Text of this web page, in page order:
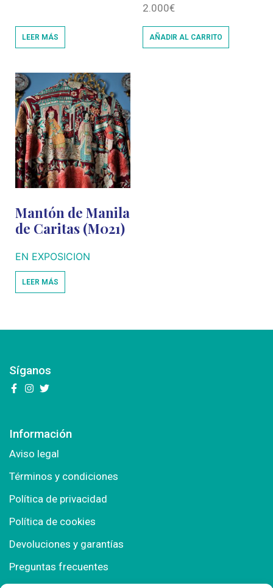
LEER MÁS
2.000€
AÑADIR AL CARRITO
Mantón de Manila
de Caritas (M021)
EN EXPOSICION
LEER MÁS
Síganos
Información
Aviso legal
Términos y condiciones
Política de privacidad
Política de cookies
Devoluciones y garantías
Preguntas frecuentes